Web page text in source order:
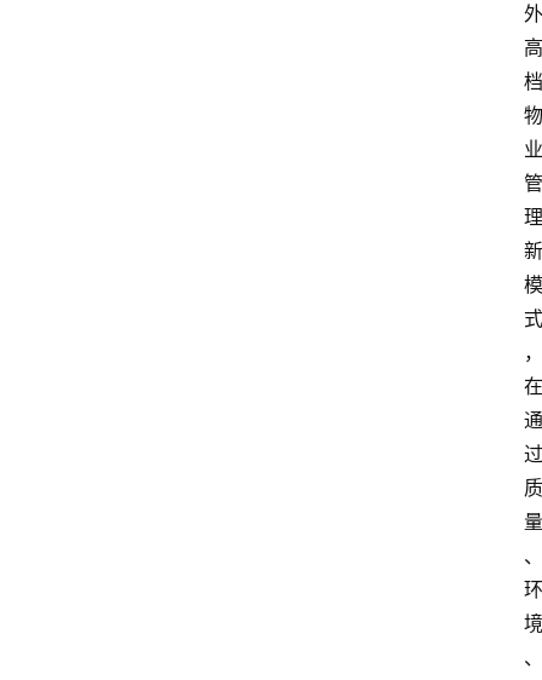
外
高
档
物
业
管
理
新
模
式
，
在
通
过
质
量
、
环
境
、